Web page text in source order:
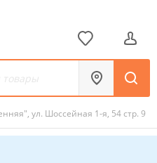
ул. Шоссейная 1-я, 54 стр. 9